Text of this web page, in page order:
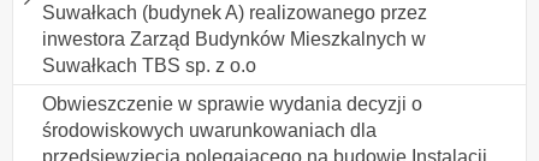
Suwałkach (budynek A) realizowanego przez
inwestora Zarząd Budynków Mieszkalnych w
Suwałkach TBS sp. z o.o
Obwieszczenie w sprawie wydania decyzji o
środowiskowych uwarunkowaniach dla
przedsięwzięcia polegającego na budowie Instalacji